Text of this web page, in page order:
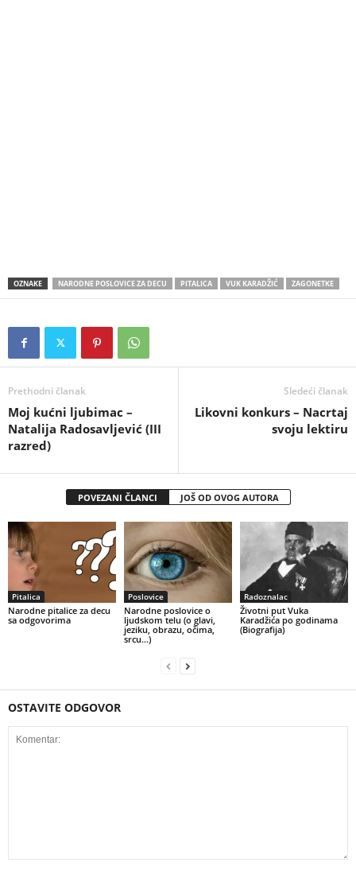
OZNAKE NARODNE POSLOVICE ZA DECU PITALICA VUK KARADŽIĆ ZAGONETKE
Prethodni članak
Moj kućni ljubimac –
Natalija Radosavljević (III
razred)
Sledeći članak
Likovni konkurs – Nacrtaj
svoju lektiru
POVEZANI ČLANCI JOŠ OD OVOG AUTORA
Pitalica
Narodne pitalice za decu
sa odgovorima
Poslovice
Narodne poslovice o
ljudskom telu (o glavi,
jeziku, obrazu, očima,
srcu…)
Radoznalac
Životni put Vuka
Karadžića po godinama
(Biografija)
OSTAVITE ODGOVOR